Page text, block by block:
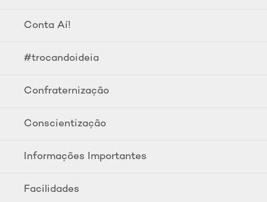
Conta Aí!
#trocandoideia
Confraternização
Conscientização
Informações Importantes
Facilidades